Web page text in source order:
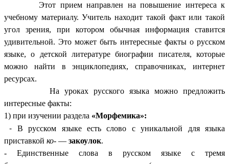
Этот прием направлен на повышение интереса к
учебному материалу. Учитель находит такой факт или такой
угол зрения, при котором обычная информация ставится
удивительной. Это может быть интересные факты о русском
языке, о детской литературе биографии писателя, которые
можно найти в энциклопедиях, справочниках, интернет
ресурсах.
На уроках русского языка можно предложить
интересные факты:
1) при изучении раздела «Морфемика»:
-
В русском языке есть слово с уникальной для языка
приставкой ко- — закоулок.
- Единственные слова в русском языке с тремя